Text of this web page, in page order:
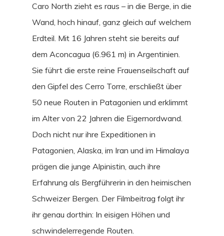
Caro North zieht es raus – in die Berge, in die
Wand, hoch hinauf, ganz gleich auf welchem
Erdteil. Mit 16 Jahren steht sie bereits auf
dem Aconcagua (6.961 m) in Argentinien.
Sie führt die erste reine Frauenseilschaft auf
den Gipfel des Cerro Torre, erschließt über
50 neue Routen in Patagonien und erklimmt
im Alter von 22 Jahren die Eigernordwand.
Doch nicht nur ihre Expeditionen in
Patagonien, Alaska, im Iran und im Himalaya
prägen die junge Alpinistin, auch ihre
Erfahrung als Bergführerin in den heimischen
Schweizer Bergen. Der Filmbeitrag folgt ihr
ihr genau dorthin: In eisigen Höhen und
schwindelerregende Routen.
REISE